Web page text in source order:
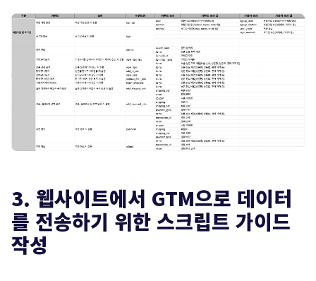
3. 웹사이트에서 GTM으로 데이터
를 전송하기 위한 스크립트 가이드
작성